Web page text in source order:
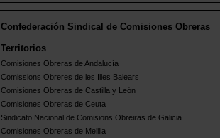
Confederación Sindical de Comisiones Obreras
Territorios
Comisiones Obreras de Andalucía
Comissions Obreres de les Illes Balears
Comisiones Obreras de Castilla y León
Comisiones Obreras de Ceuta
Sindicato Nacional de Comisions Obreiras de Galicia
Comisiones Obreras de Melilla